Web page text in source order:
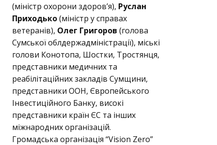
(міністр охорони здоров’я), Руслан
Приходько(міністр у справах
ветеранів), Олег Григоров (голова
Сумської облдержадміністрації), міські
голови Конотопа, Шостки, Тростянця,
представники медичних та
реабілітаційних закладів Сумщини,
представники ООН, Європейського
Інвестиційного Банку, високі
представники країн ЄС та інших
міжнародних організацій.
Громадська організація “Vision Zero”